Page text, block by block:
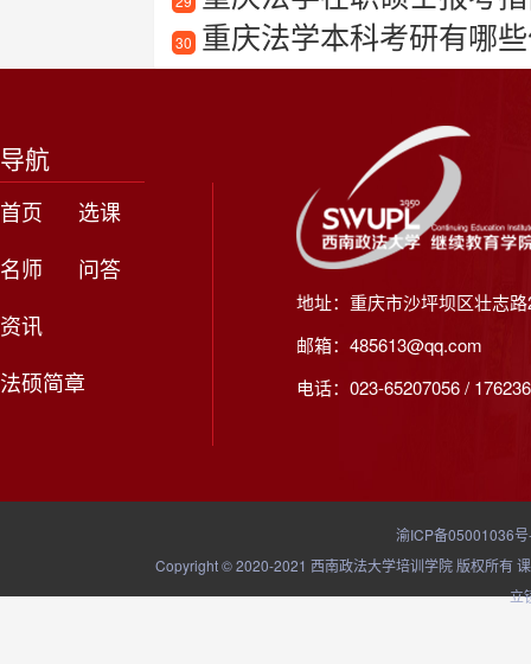
30 重庆法学本科考研有哪
导航
首页
选课
名师
问答
资讯
法硕简章
地址：重庆市沙坪坝区壮志
邮箱：485613@qq.com
电话：023-65207056 /
渝ICP备05001036
Copyright © 2020-2021 西南政法大学培训学院 版权所有
立